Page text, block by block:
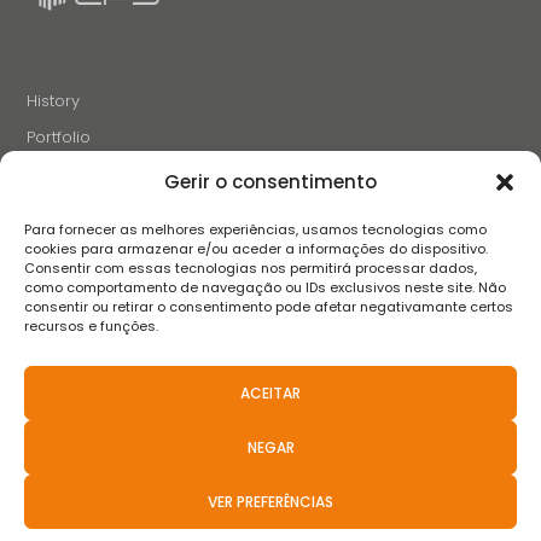
Gerir o consentimento
Para fornecer as melhores experiências, usamos tecnologias como
cookies para armazenar e/ou aceder a informações do dispositivo.
Consentir com essas tecnologias nos permitirá processar dados,
como comportamento de navegação ou IDs exclusivos neste site. Não
consentir ou retirar o consentimento pode afetar negativamante certos
recursos e funções.
ACEITAR
NEGAR
VER PREFERÊNCIAS
History
Portfolio
Careers
Contacts
Privacy Policy